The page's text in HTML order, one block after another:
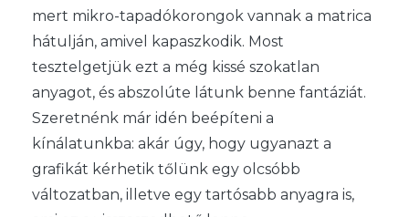
mert mikro-tapadókorongok vannak a matrica
hátulján, amivel kapaszkodik. Most
tesztelgetjük ezt a még kissé szokatlan
anyagot, és abszolúte látunk benne fantáziát.
Szeretnénk már idén beépíteni a
kínálatunkba: akár úgy, hogy ugyanazt a
grafikát kérhetik tőlünk egy olcsóbb
változatban, illetve egy tartósabb anyagra is,